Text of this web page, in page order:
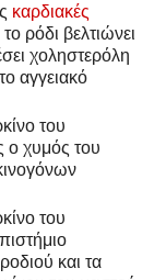
καρδιακές
ρόδι βελτιώνει
χοληστερόλη
αγγειακό
του
ο χυμός του
του
και τα